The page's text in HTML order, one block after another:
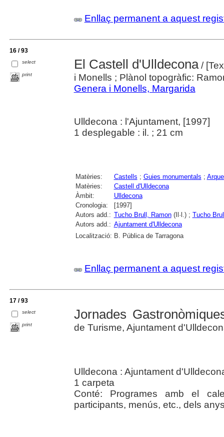
Enllaç permanent a aquest
16 / 93
select
print
El Castell d'Ulldecona/
i Monells ; Plànol topogràfic:
Genera i Monells, Margarida
Ulldecona : l'Ajuntament, [1997]
1 desplegable : il. ; 21 cm
Matèries: Castells ; Guies monumentals ;
Matèries:
Castell d'Ulldecona
Àmbit:
Ulldecona
Cronologia:
[1997]
Autors add.: Tucho Brull, Ramon(Il·l.) ; Tucho
Autors add.: Ajuntament d'Ulldecona
Localització: B. Pública de Tarragona
Enllaç permanent a aquest
17 / 93
select
print
Jornades
de Turisme, Ajuntament
Ulldecona : Ajuntament
1 carpeta
Conté: Programes amb el
participants, menús, etc., dels